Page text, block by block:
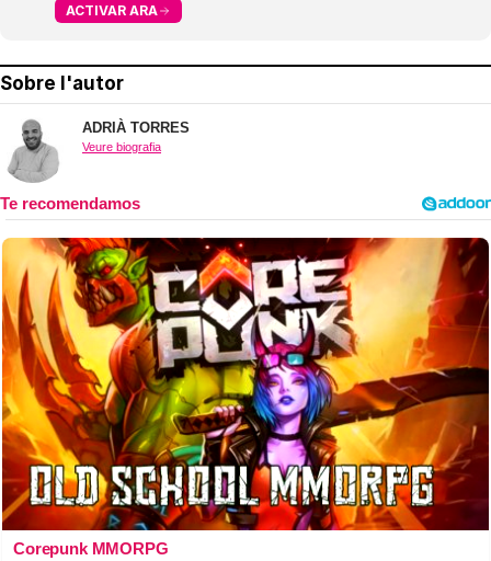
ACTIVAR ARA
Sobre l'autor
ADRIÀ TORRES
Veure biografia
Corepunk MMORPG